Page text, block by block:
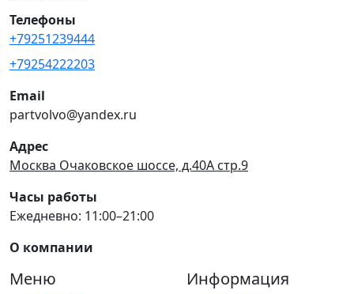
Телефоны
+79251239444
+79254222203
Email
partvolvo@yandex.ru
Адрес
Москва Очаковское шоссе, д.40А стр.9
Часы работы
Ежедневно: 11:00–21:00
О компании
Меню Информация